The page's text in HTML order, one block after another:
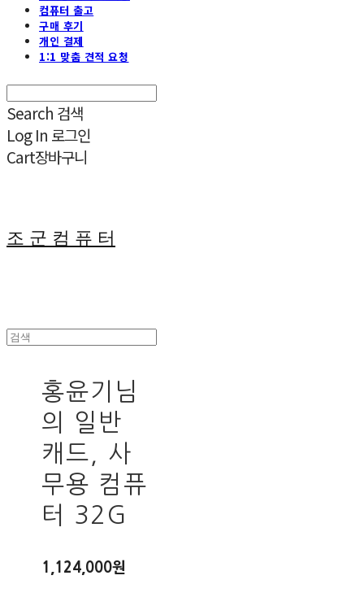
컴퓨터 출고
구매 후기
개인 결제
1:1 맞춤 견적 요청
Search 검색
Log In 로그인
Cart장바구니
조 군 컴 퓨 터
홍윤기님
의 일반
캐드, 사
무용 컴퓨
터 32G
1,124,000원